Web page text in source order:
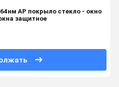
АР покрыло стекло - окно
защитное